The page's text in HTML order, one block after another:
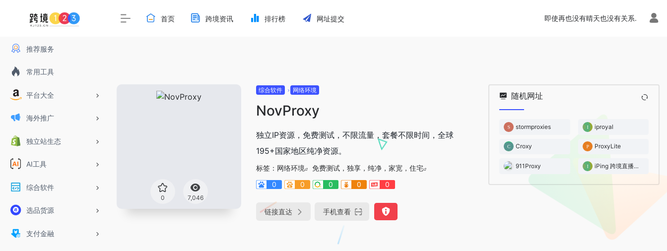
推荐服务
常用工具
平台大全
海外推广
独立站生态
AI工具
综合软件
选品货源
支付金融
首页 跨境资讯 排行榜 网址提交 即使再也没有晴天也没有关系.
0 7,046
综合软件 网络环境
NovProxy
独立IP资源，免费测试，不限流量，套餐不限时间，全球
195+国家地区纯净资源。
标签： 网络环境
免费测试，独享，纯净，家宽，住宅
0
0 0 0 0
链接直达 手机查看
随机网址
stormproxies iproyal
Croxy ProxyLite
911Proxy iPing 跨境直播专线服务商